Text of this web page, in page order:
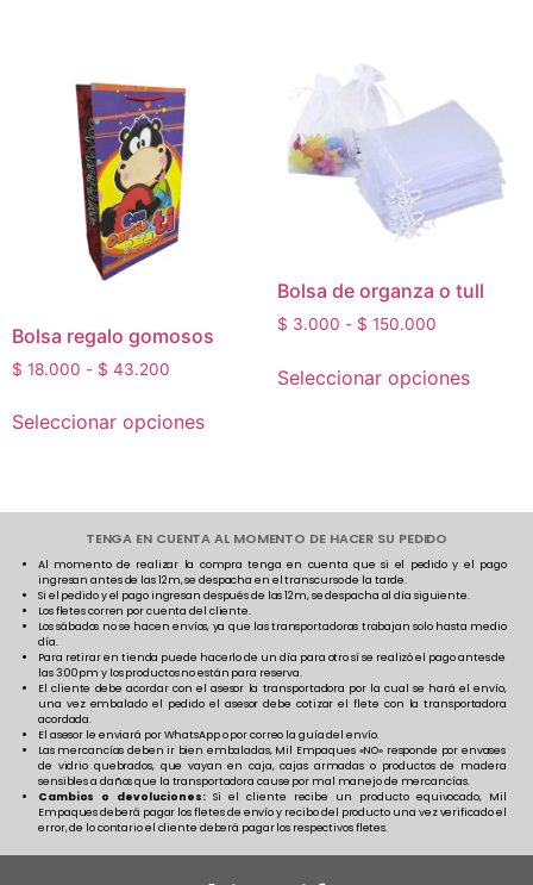
Bolsa regalo gomosos
$ 18.000 - $ 43.200
Seleccionar opciones
Bolsa de organza o tull
$ 3.000 - $ 150.000
Seleccionar opciones
TENGA EN CUENTA AL MOMENTO DE HACER SU PEDIDO
Al momento de realizar la compra tenga en cuenta que si el pedido y el pago
ingresan antes de las 12m, se despacha en el transcurso de la tarde.
Si el pedido y el pago ingresan después de las 12m, se despacha al día siguiente.
Los fletes corren por cuenta del cliente.
Los sábados no se hacen envíos, ya que las transportadoras trabajan solo hasta medio
día.
Para retirar en tienda puede hacerlo de un día para otro sí se realizó el pago antes de
las 3:00pm y los productos no están para reserva.
El cliente debe acordar con el asesor la transportadora por la cual se hará el envío,
una vez embalado el pedido el asesor debe cotizar el flete con la transportadora
acordada.
El asesor le enviará por WhatsApp o por correo la guía del envío.
Las mercancías deben ir bien embaladas, Mil Empaques «NO» responde por envases
de vidrio quebrados, que vayan en caja, cajas armadas o productos de madera
sensibles a daños que la transportadora cause por mal manejo de mercancías.
Cambios o devoluciones:Si el cliente recibe un producto equivocado, Mil
Empaques deberá pagar los fletes de envío y recibo del producto una vez verificado el
error, de lo contario el cliente deberá pagar los respectivos fletes.